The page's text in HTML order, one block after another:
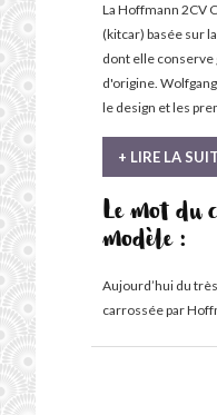
La Hoffmann 2CV
(kitcar) basée sur
dont elle
d'origine.
le design et les
+ LIRE LA
Le mot du
modèle :
Aujourd’hui du
carrossée par